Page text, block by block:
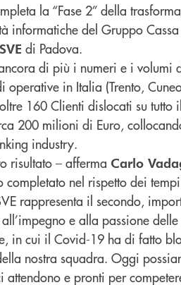
la “Fase 2” della
informatiche del Gruppo
di Padova.
di più i numeri e i volumi
in Italia (Trento,
160 Clienti dislocati su
200 milioni di Euro,
industry.
risultato – afferma Carlo
nel rispetto dei
rappresenta il secondo,
e alla passione
in cui il Covid-19 ha di fatto
nostra squadra. Oggi
e pronti per